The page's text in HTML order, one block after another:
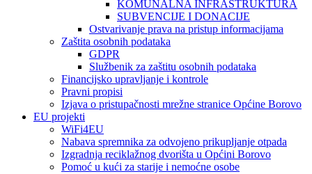
KOMUNALNA INFRASTRUKTURA
SUBVENCIJE I DONACIJE
Ostvarivanje prava na pristup informacijama
Zaštita osobnih podataka
GDPR
Službenik za zaštitu osobnih podataka
Financijsko upravljanje i kontrole
Pravni propisi
Izjava o pristupačnosti mrežne stranice Općine Borovo
EU projekti
WiFi4EU
Nabava spremnika za odvojeno prikupljanje otpada
Izgradnja reciklažnog dvorišta u Općini Borovo
Pomoć u kući za starije i nemoćne osobe